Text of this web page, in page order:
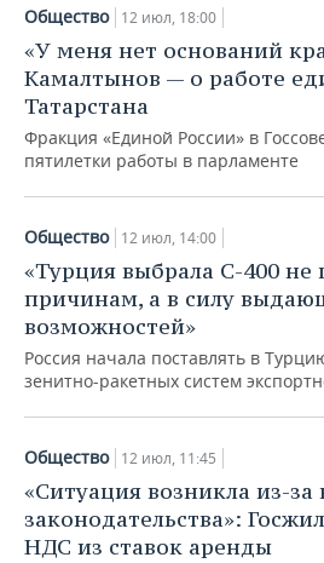
Общество 12 июл, 18:00
«У меня нет оснований
Камалтынов — о работе
Татарстана
Фракция «Единой России» в
пятилетки работы в парламенте
Общество 12 июл, 14:00
«Турция выбрала С-400
причинам, а в силу
возможностей»
Россия начала поставлять в
зенитно-ракетных систем
Общество 12 июл, 11:45
«Ситуация возникла из-за
законодательства»:
НДС из ставок аренды